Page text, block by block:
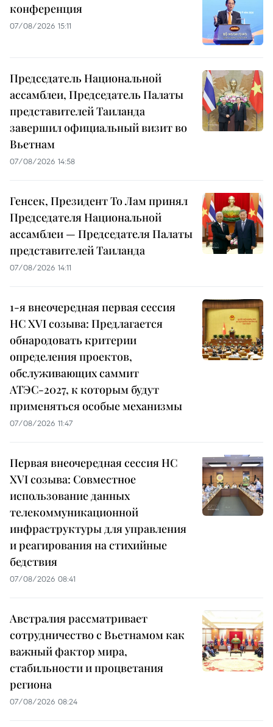
конференция
07/08/2026 15:11
Председатель Национальной
ассамблеи, Председатель Палаты
представителей Таиланда
завершил официальный визит во
Вьетнам
07/08/2026 14:58
Генсек, Президент То Лам принял
Председателя Национальной
ассамблеи — Председателя Палаты
представителей Таиланда
07/08/2026 14:11
1-я внеочередная первая сессия
НС XVI созыва: Предлагается
обнародовать критерии
определения проектов,
обслуживающих саммит
АТЭС-2027, к которым будут
применяться особые механизмы
07/08/2026 11:47
Первая внеочередная сессия НС
XVI созыва: Совместное
использование данных
телекоммуникационной
инфраструктуры для управления
и реагирования на стихийные
бедствия
07/08/2026 08:41
Австралия рассматривает
сотрудничество с Вьетнамом как
важный фактор мира,
стабильности и процветания
региона
07/08/2026 08:24